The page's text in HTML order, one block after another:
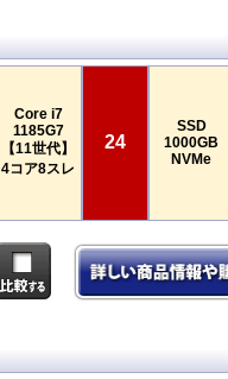
Core i7
1185G7
【11世代】
4コア8スレ
24
SSD
1000GB
NVMe